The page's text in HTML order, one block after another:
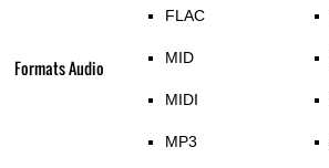
Formats Audio
FLAC
MID
MIDI
MP3